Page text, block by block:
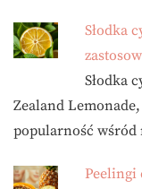
Słodka
Słodka
Zealand
popularność
Peelingi